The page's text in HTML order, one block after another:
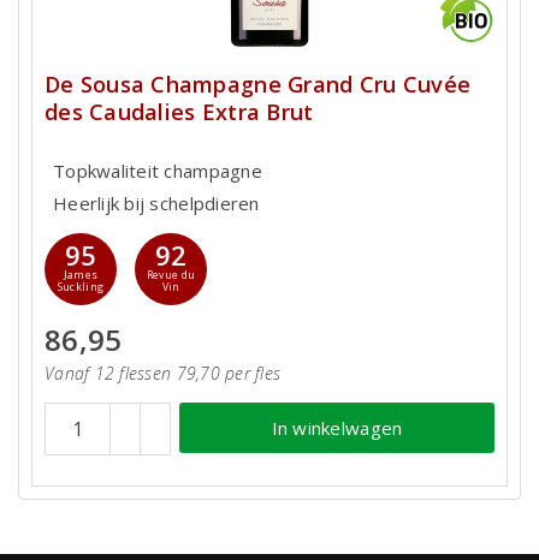
De Sousa Champagne Grand Cru Cuvée
des Caudalies Extra Brut
Topkwaliteit champagne
Heerlijk bij schelpdieren
95
James
Suckling
92
Revue du
Vin
86,95
Vanaf 12 flessen 79,70 per fles
In winkelwagen